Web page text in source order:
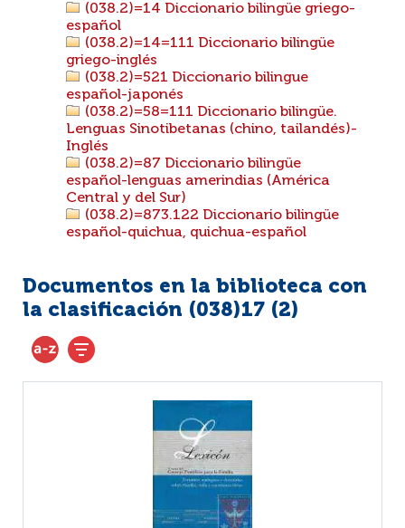
(038.2)=14 Diccionario bilingüe griego-
español
(038.2)=14=111 Diccionario bilingüe
griego-inglés
(038.2)=521 Diccionario bilingue
español-japonés
(038.2)=58=111 Diccionario bilingüe.
Lenguas Sinotibetanas (chino, tailandés)-
Inglés
(038.2)=87 Diccionario bilingüe
español-lenguas amerindias (América
Central y del Sur)
(038.2)=873.122 Diccionario bilingüe
español-quichua, quichua-español
Documentos en la biblioteca con
la clasificación (038)17 (2)